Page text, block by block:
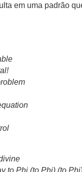
em uma padrão
to Phi (to Phi) (to